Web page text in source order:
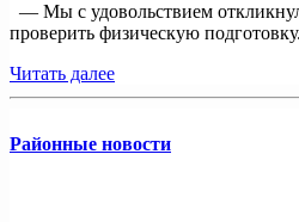
— Мы с удовольствием
проверить физическую
Читать далее
Районные новости